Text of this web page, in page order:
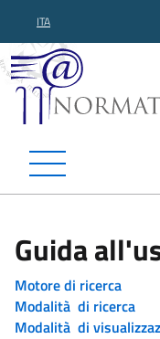
ITA
Guida
Motore di ricerca
Modalità di ricerca
Modalità di